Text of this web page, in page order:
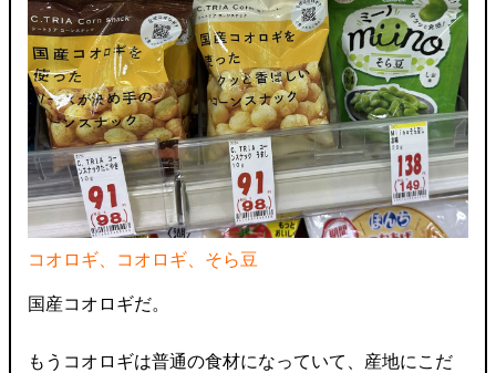
コオロギ、コオロギ、そら豆
国産コオロギだ。
もうコオロギは普通の食材になっていて、産地にこだ